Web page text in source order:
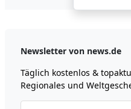
Newsletter von news.de
Täglich kostenlos &
Regionales und